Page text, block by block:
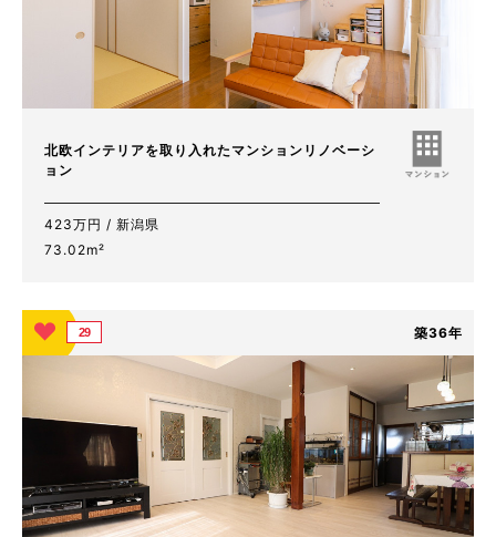
北欧インテリアを取り入れたマンションリノベーシ
ョン
423万円 / 新潟県
73.02m²
29 築36年